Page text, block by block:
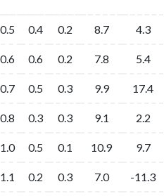
0.5 0.4 0.2 8.7 4.3
0.6 0.6 0.2 7.8 5.4
0.7 0.5 0.3 9.9 17.4
0.8 0.3 0.3 9.1 2.2
1.0 0.5 0.1 10.9 9.7
1.1 0.2 0.3 7.0 -11.3